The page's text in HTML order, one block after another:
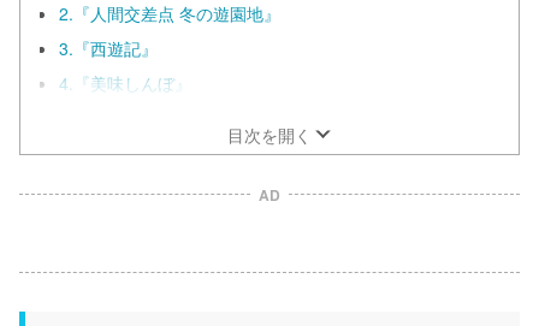
2.『人間交差点 冬の遊園地』
3.『西遊記』
4.『美味しんぼ』
目次を開く
AD